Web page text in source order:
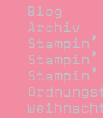
Blog
Archiv